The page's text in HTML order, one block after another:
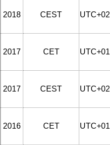
2018 CEST UTC+02
2017 CET UTC+01
2017 CEST UTC+02
2016 CET UTC+01